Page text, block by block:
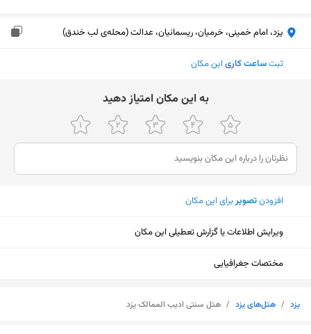
یزد، امام خمینی، خرمیان، ریسمانیان، عدالت (محله‌ی لب خندق)
ثبتساعت کاری این مکان
ﺑﻪ اﯾﻦ ﻣﮑﺎن اﻣﺘﯿﺎز دﻫﯿﺪ
افزودنتصویربرای این مکان
ویرایش اطلاعات یا گزارش تعطیلی این مکان
مختصات جغرافیایی
یزد / هتل‌های یزد / هتل سنتی ادیب الممالک یزد